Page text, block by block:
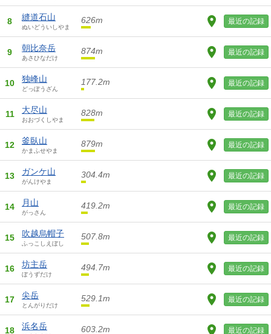
8 縫道石山
ぬいどういしやま
626m 最近の記録
9 朝比奈岳
あさひなだけ
874m 最近の記録
10 独峰山
どっぽうざん
177.2m 最近の記録
11 大尽山
おおづくしやま
828m 最近の記録
12 釜臥山
かまふせやま
879m 最近の記録
13 ガンケ山
がんけやま
304.4m 最近の記録
14 月山
がっさん
419.2m 最近の記録
15 吹越烏帽子
ふっこしえぼし
507.8m 最近の記録
16 坊主岳
ぼうずだけ
494.7m 最近の記録
17 尖岳
とんがりだけ
529.1m 最近の記録
18 浜名岳 603.2m 最近の記録